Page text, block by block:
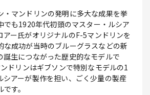
・マンドリンの発明に多大な成果を挙
でも1920年代初頭のマスター・ルシア
アー氏がオリジナルのF-5マンドリンを
な成功が当時のブルーグラスなどの新
誕生につながった歴史的なモデルで
ドリンはギブソンで特別なモデルの1
シアーが製作を担い、ごく少量の製産
す。